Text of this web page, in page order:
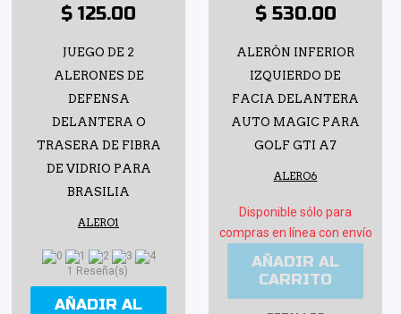
$ 125.00
JUEGO DE 2
ALERONES DE
DEFENSA
DELANTERA O
TRASERA DE FIBRA
DE VIDRIO PARA
BRASILIA
ALERO1
1 Reseña(s)
AÑADIR AL
$ 530.00
ALERÓN INFERIOR
IZQUIERDO DE
FACIA DELANTERA
AUTO MAGIC PARA
GOLF GTI A7
ALERO6
Disponible sólo para
compras en línea con envío
AÑADIR AL
CARRITO